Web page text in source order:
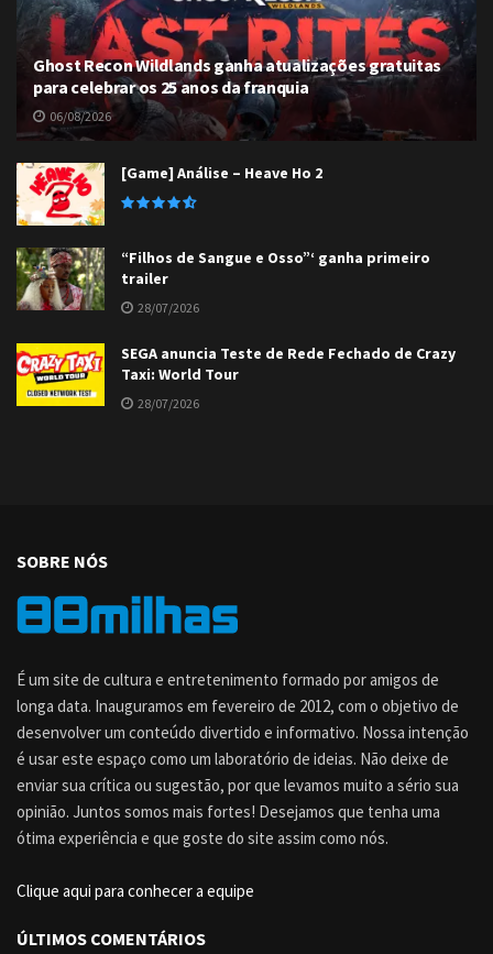
Ghost Recon Wildlands ganha atualizações gratuitas
para celebrar os 25 anos da franquia
06/08/2026
[Game] Análise – Heave Ho 2
“Filhos de Sangue e Osso”‘ ganha primeiro
trailer
28/07/2026
SEGA anuncia Teste de Rede Fechado de Crazy
Taxi: World Tour
28/07/2026
SOBRE NÓS
É um site de cultura e entretenimento formado por amigos de
longa data. Inauguramos em fevereiro de 2012, com o objetivo de
desenvolver um conteúdo divertido e informativo. Nossa intenção
é usar este espaço como um laboratório de ideias. Não deixe de
enviar sua crítica ou sugestão, por que levamos muito a sério sua
opinião. Juntos somos mais fortes! Desejamos que tenha uma
ótima experiência e que goste do site assim como nós.
Clique aqui para conhecer a equipe
ÚLTIMOS COMENTÁRIOS